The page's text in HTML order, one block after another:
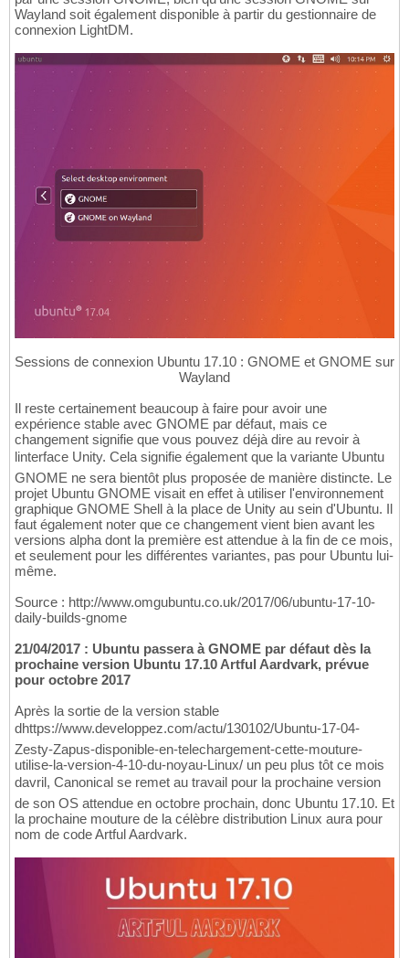
Wayland soit également disponible à partir du gestionnaire de
connexion LightDM.
Sessions de connexion Ubuntu 17.10 : GNOME et GNOME sur
Wayland
Il reste certainement beaucoup à faire pour avoir une
expérience stable avec GNOME par défaut, mais ce
changement signifie que vous pouvez déjà dire au revoir à
linterface Unity. Cela signifie également que la variante Ubuntu
GNOME ne sera bientôt plus proposée de manière distincte. Le
projet Ubuntu GNOME visait en effet à utiliser l'environnement
graphique GNOME Shell à la place de Unity au sein d'Ubuntu. Il
faut également noter que ce changement vient bien avant les
versions alpha dont la première est attendue à la fin de ce mois,
et seulement pour les différentes variantes, pas pour Ubuntu lui-
même.
Source : http://www.omgubuntu.co.uk/2017/06/ubuntu-17-10-
daily-builds-gnome
21/04/2017 : Ubuntu passera à GNOME par défaut dès la
prochaine version Ubuntu 17.10 Artful Aardvark, prévue
pour octobre 2017
Après la sortie de la version stable
dhttps://www.developpez.com/actu/130102/Ubuntu-17-04-
Zesty-Zapus-disponible-en-telechargement-cette-mouture-
utilise-la-version-4-10-du-noyau-Linux/ un peu plus tôt ce mois
davril, Canonical se remet au travail pour la prochaine version
de son OS attendue en octobre prochain, donc Ubuntu 17.10. Et
la prochaine mouture de la célèbre distribution Linux aura pour
nom de code Artful Aardvark.